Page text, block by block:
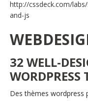
http://cssdeck.com/
and-js
32 WELL-
WORDPRESS
Des thèmes wordpress